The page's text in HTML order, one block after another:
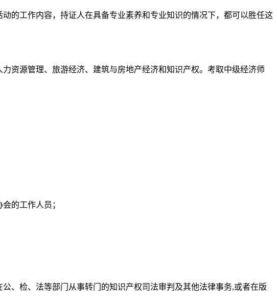
动的工作内容，持证人在具备专业素养和专业知识的情况下，都可以胜任这
源管理、旅游经济、建筑与房地产经济和知识产权。考取中级经济师
的工作人员；
、检、法等部门从事转门的知识产权司法审判及其他法律事务,或者在版